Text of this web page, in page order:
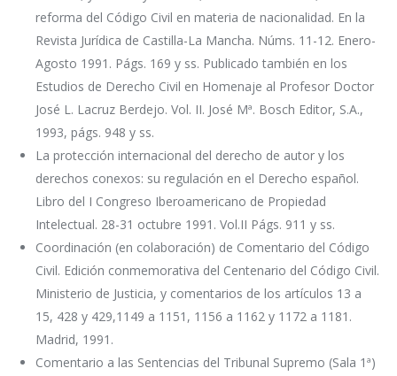
reforma del Código Civil en materia de nacionalidad. En la
Revista Jurídica de Castilla-La Mancha. Núms. 11-12. Enero-
Agosto 1991. Págs. 169 y ss. Publicado también en los
Estudios de Derecho Civil en Homenaje al Profesor Doctor
José L. Lacruz Berdejo. Vol. II. José Mª. Bosch Editor, S.A.,
1993, págs. 948 y ss.
La protección internacional del derecho de autor y los
derechos conexos: su regulación en el Derecho español.
Libro del I Congreso Iberoamericano de Propiedad
Intelectual. 28-31 octubre 1991. Vol.II Págs. 911 y ss.
Coordinación (en colaboración) de Comentario del Código
Civil. Edición conmemorativa del Centenario del Código Civil.
Ministerio de Justicia, y comentarios de los artículos 13 a
15, 428 y 429,1149 a 1151, 1156 a 1162 y 1172 a 1181.
Madrid, 1991.
Comentario a las Sentencias del Tribunal Supremo (Sala 1ª)